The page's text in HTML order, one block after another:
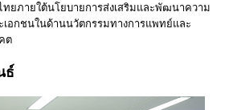
ยภายใต้นโยบายการส่งเสริมและพัฒนาความ
เอกชนในด้านนวัตกรรมทางการแพทย์และ
ต
ธ์